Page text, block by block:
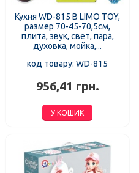
Кухня WD-815 B LIMO TOY,
размер 70-45-70,5см,
плита, звук, свет, пара,
духовка, мойка,...
код товару: WD-815
956,41 грн.
У КОШИК